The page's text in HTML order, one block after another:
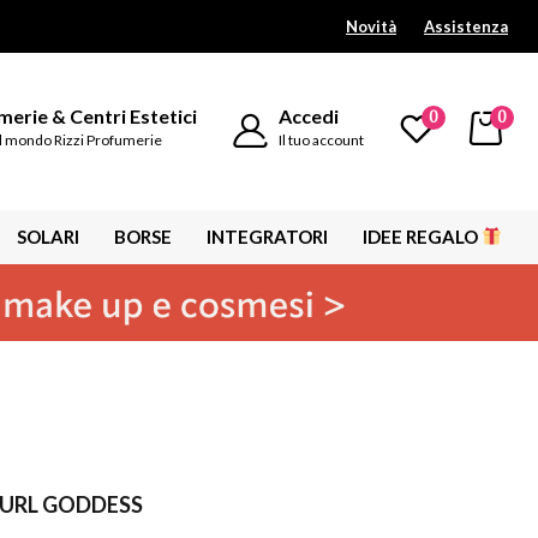
Novità Assistenza
& Centri Estetici
mondo Rizzi Profumerie
Accedi
Il tuo account
0 0
SOLARI BORSE INTEGRATORI IDEE REGALO
GODDESS